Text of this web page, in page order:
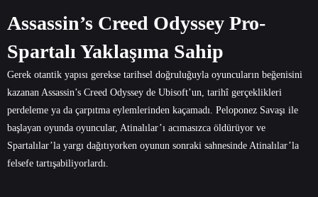
Assassin’s Creed Odyssey Pro-
Spartalı Yaklaşıma Sahip
Gerek otantik yapısı gerekse tarihsel doğruluğuyla oyuncuların beğenisini
kazanan Assassin’s Creed Odyssey de Ubisoft’un, tarihî gerçeklikleri
perdeleme ya da çarpıtma eylemlerinden kaçamadı. Peloponez Savaşı ile
başlayan oyunda oyuncular, Atinalılar’ı acımasızca öldürüyor ve
Spartalılar’la yargı dağıtıyorken oyunun sonraki sahnesinde Atinalılar’la
felsefe tartışabiliyorlardı.